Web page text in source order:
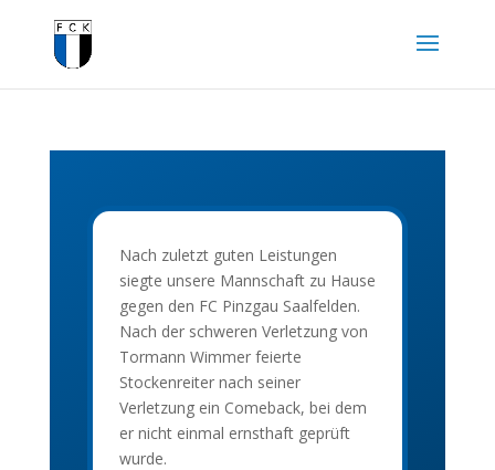
Nach zuletzt guten Leistungen
siegte unsere Mannschaft zu Hause
gegen den FC Pinzgau Saalfelden.
Nach der schweren Verletzung von
Tormann Wimmer feierte
Stockenreiter nach seiner
Verletzung ein Comeback, bei dem
er nicht einmal ernsthaft geprüft
wurde.